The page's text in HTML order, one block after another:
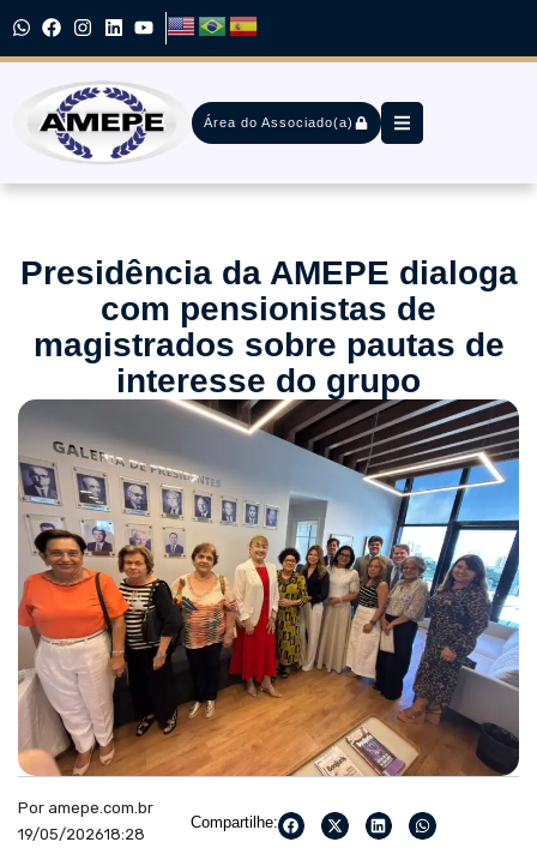
Área do Associado(a)
Presidência da AMEPE dialoga
com pensionistas de
magistrados sobre pautas de
interesse do grupo
Por amepe.com.br
19/05/202618:28
Compartilhe: